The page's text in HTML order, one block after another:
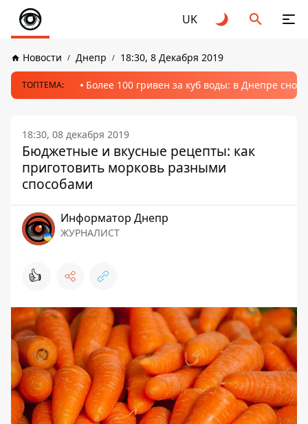
UK
Новости Днепр 18:30, 8 Декабря 2019
ТОПТЕМА: Более 100 гривен за куб воды: в Днепре
18:30, 08 декабря 2019
Бюджетные и вкусные рецепты: как
приготовить морковь разными
способами
Информатор Днепр
ЖУРНАЛИСТ
👍